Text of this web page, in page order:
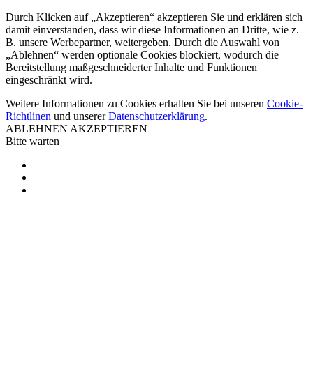
Durch Klicken auf „Akzeptieren“ akzeptieren Sie und erklären sich
damit einverstanden, dass wir diese Informationen an Dritte, wie z.
B. unsere Werbepartner, weitergeben. Durch die Auswahl von
„Ablehnen“ werden optionale Cookies blockiert, wodurch die
Bereitstellung maßgeschneiderter Inhalte und Funktionen
eingeschränkt wird.
Weitere Informationen zu Cookies erhalten Sie bei unseren Cookie-
Richtlinen und unsererDatenschutzerklärung.
ABLEHNEN AKZEPTIEREN
Bitte warten